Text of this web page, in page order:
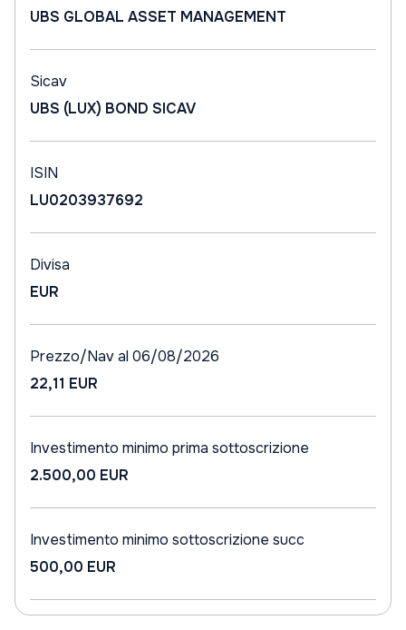
UBS GLOBAL ASSET MANAGEMENT
Sicav
UBS (LUX) BOND SICAV
ISIN
LU0203937692
Divisa
EUR
Prezzo/Nav al 06/08/2026
22,11 EUR
Investimento minimo prima sottoscrizione
2.500,00 EUR
Investimento minimo sottoscrizione succ
500,00 EUR